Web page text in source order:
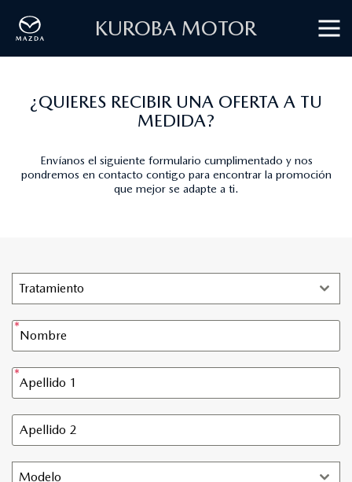
KUROBA MOTOR
¿QUIERES RECIBIR UNA OFERTA A TU
MEDIDA?
Envíanos el siguiente formulario cumplimentado y nos
pondremos en contacto contigo para encontrar la promoción
que mejor se adapte a ti.
Tratamiento
Modelo